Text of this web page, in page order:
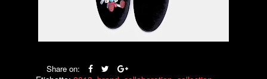
Share on: